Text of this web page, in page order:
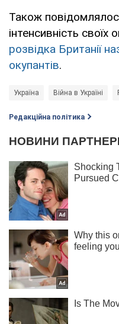
Також
інтенсивність своїх
розвідка Британії
окупантів.
Україна Війна в Україні
Редакційна політика